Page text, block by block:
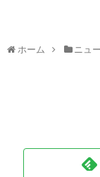
ホーム ニュ